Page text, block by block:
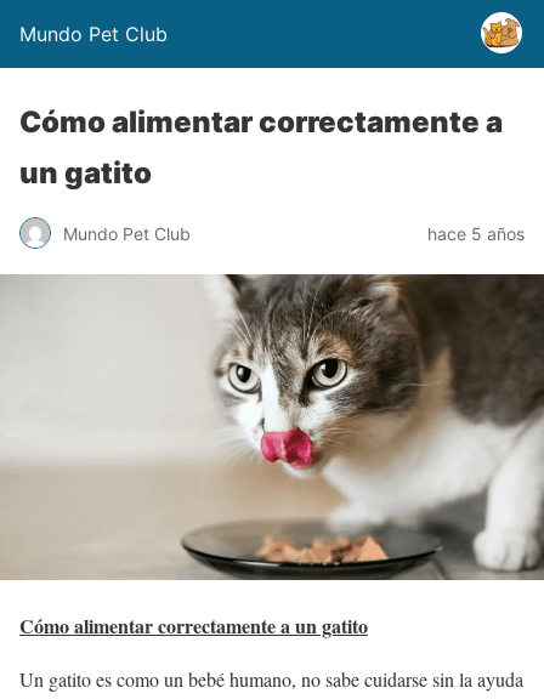
Mundo Pet Club
Cómo alimentar correctamente a
un gatito
Mundo Pet Club hace 5 años
Cómo alimentar correctamente a un gatito
Un gatito es como un bebé humano, no sabe cuidarse sin la ayuda